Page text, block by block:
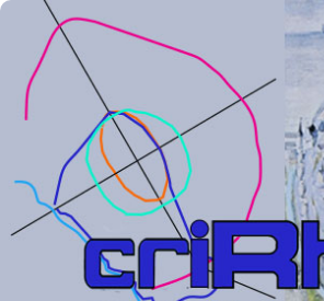
Skip to content